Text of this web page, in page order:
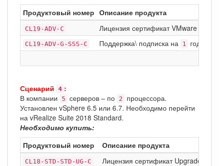
Продуктовый номер Описание продукта
CL19-ADV-C Лицензия сертификат VMware
CL19-ADV-G-SSS-C Поддержка\ подписка на 1 год
Сценарий 4 :
В компании
5 серверов – по 2
процессора.
Установлен vSphere 6.5 или 6.7. Необходимо перейти
на vRealize Suite 2018 Standard.
Необходимо купить:
Продуктовый номер
Описание продукта
CL18-STD-STD-UG-C Лицензия сертификат Upgrade: